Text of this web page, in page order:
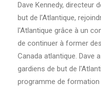
Dave Kennedy, directeur
but de l'Atlantique,
l'Atlantique grâce à un
de continuer à former
Canada atlantique. Dave
gardiens de but de
programme de formation